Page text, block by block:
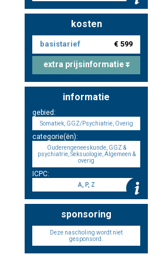
kosten
basistarief € 599
extra prijsinformatie
informatie
gebied:
Somatiek, GGZ/Psychiatrie, Overig
categorie(ën):
Ouderengeneeskunde, GGZ &
psychiatrie, Seksuologie, Algemeen &
overig
ICPC:
A, P, Z
sponsoring
Deze nascholing wordt niet
gesponsord.